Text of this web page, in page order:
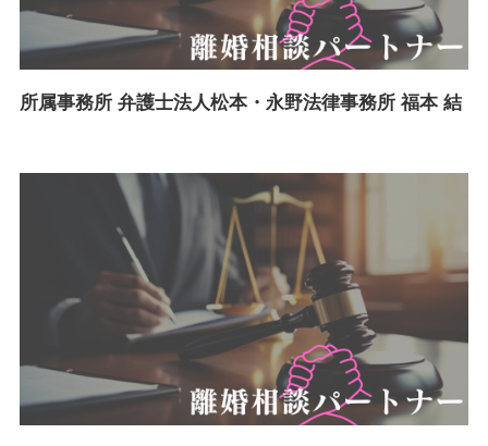
所属事務所 弁護士法人松本・永野法律事務所 福本 結